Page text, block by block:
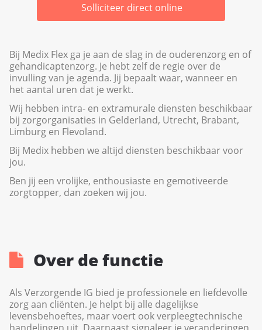
Solliciteer direct online
Bij Medix Flex ga je aan de slag in de ouderenzorg en of
gehandicaptenzorg. Je hebt zelf de regie over de
invulling van je agenda. Jij bepaalt waar, wanneer en
het aantal uren dat je werkt.
Wij hebben intra- en extramurale diensten beschikbaar
bij zorgorganisaties in Gelderland, Utrecht, Brabant,
Limburg en Flevoland.
Bij Medix hebben we altijd diensten beschikbaar voor
jou.
Ben jij een vrolijke, enthousiaste en gemotiveerde
zorgtopper, dan zoeken wij jou.
Over de functie
Als Verzorgende IG bied je professionele en liefdevolle
zorg aan cliënten. Je helpt bij alle dagelijkse
levensbehoeftes, maar voert ook verpleegtechnische